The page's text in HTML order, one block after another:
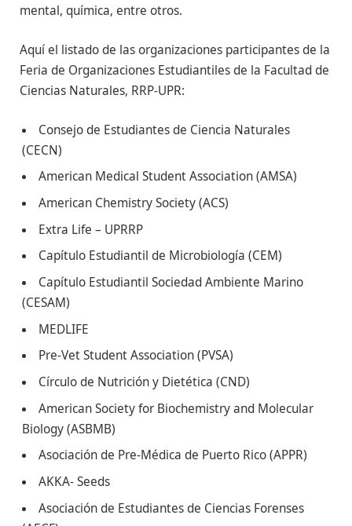
mental, química, entre otros.
Aquí el listado de las organizaciones participantes de la
Feria de Organizaciones Estudiantiles de la Facultad de
Ciencias Naturales, RRP-UPR:
Consejo de Estudiantes de Ciencia Naturales
(CECN)
American Medical Student Association (AMSA)
American Chemistry Society (ACS)
Extra Life – UPRRP
Capítulo Estudiantil de Microbiología (CEM)
Capítulo Estudiantil Sociedad Ambiente Marino
(CESAM)
MEDLIFE
Pre-Vet Student Association (PVSA)
Círculo de Nutrición y Dietética (CND)
American Society for Biochemistry and Molecular
Biology (ASBMB)
Asociación de Pre-Médica de Puerto Rico (APPR)
AKKA- Seeds
Asociación de Estudiantes de Ciencias Forenses